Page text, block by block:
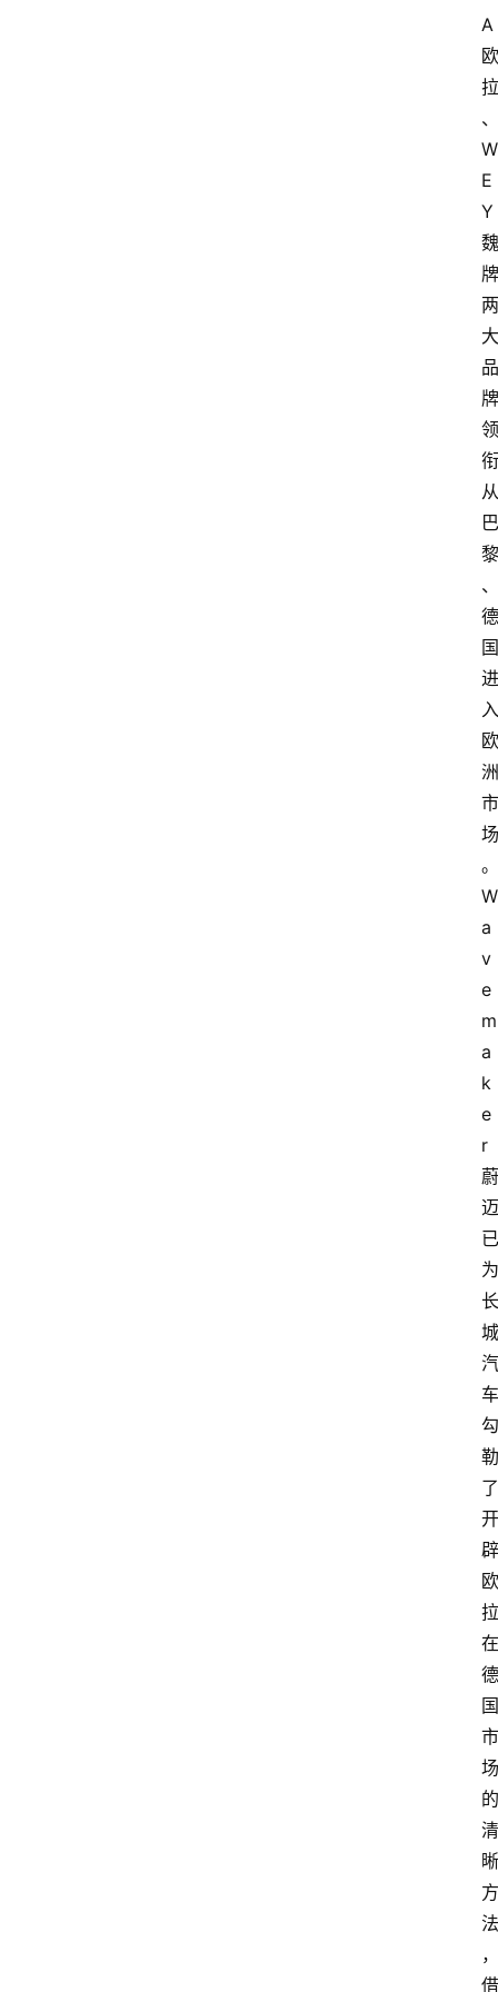
A
欧
拉
、
W
E
Y
魏
牌
两
大
品
牌
领
衔
从
巴
黎
、
德
国
进
入
欧
洲
市
场
。
W
a
v
e
m
a
k
e
r
蔚
迈
已
为
长
城
汽
车
勾
勒
了
开
辟
欧
拉
在
德
国
市
场
的
清
晰
方
法
，
借